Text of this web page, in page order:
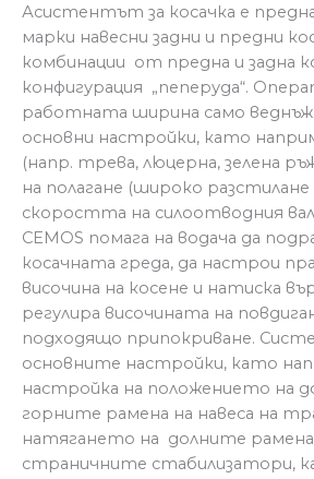
Асистентът за косачка е
марки навесни задни и предни
комбинации от предна и задна
конфигурация „пеперуда“.
работната ширина само
основни настройки, като
(напр. трева, люцерна, зелена
на полагане (широко
скоростта на силоотводния
CEMOS помага на водача да
косачната греда, да настрои
височина на косене и натиска
регулира височината на
подходящо припокриване.
основните настройки, като
настройка на положението на
горните рамена на навеса на
натягането на долните
страничните стабилизатори,